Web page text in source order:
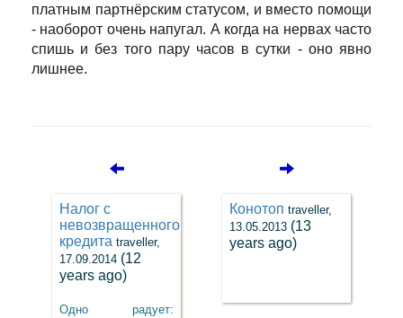
платным партнёрским статусом, и вместо помощи
- наоборот очень напугал. А когда на нервах часто
спишь и без того пару часов в сутки - оно явно
лишнее.
Налог с
невозвращенного
кредита traveller,
17.09.2014 (12
years ago)
Одно радует:
Конотоп traveller,
13.05.2013 (13
years ago)